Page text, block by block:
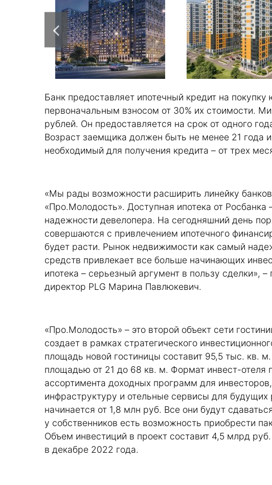
Банк предоставляет ипотечный кредит на покупку
первоначальным взносом от 30% их стоимости.
рублей. Он предоставляется на срок от одного
Возраст заемщика должен быть не менее 21 года
необходимый для получения кредита – от трех
«Мы рады возможности расширить линейку
«Про.Молодость». Доступная ипотека от Росбанка
надежности девелопера. На сегодняшний день
совершаются с привлечением ипотечного
будет расти. Рынок недвижимости как самый
средств привлекает все больше начинающих
ипотека – серьезный аргумент в пользу сделки»,
директор PLG Марина Павлюкевич.
«Про.Молодость» – это второй объект сети
создает в рамках стратегического
площадь новой гостиницы составит 95,5 тыс. кв.
площадью от 21 до 68 кв. м. Формат инвест-отеля
ассортимента доходных программ для
инфраструктуру и отельные сервисы для
начинается от 1,8 млн руб. Все они будут
у собственников есть возможность приобрести
Объем инвестиций в проект составит 4,5 млрд
в декабре 2022 года.